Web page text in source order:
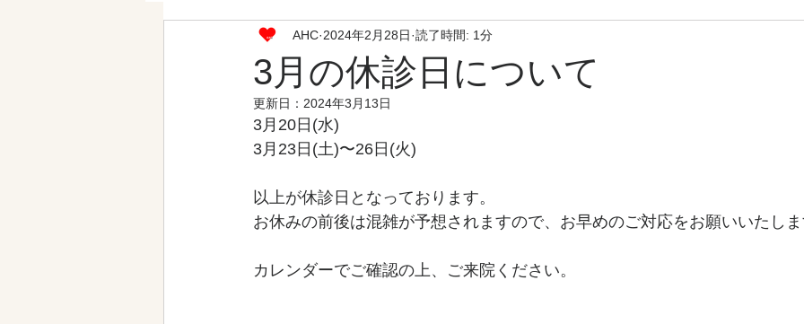
3月の休診日について
AHC 2024年2月28日 読了時間: 1分
更新日： 2024年3月13日
3月20日(水)
3月23日(土)〜26日(火)
以上が休診日となっております。
お休みの前後は混雑が予想されますので、お早めのご対応をお願いいたし
カレンダーでご確認の上、ご来院ください。